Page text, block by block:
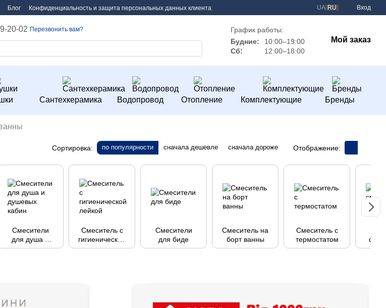
Блог Конфиденциальность и защита персональных данных клиента UA RU Вход
20-02 Перезвонить вам?
График работы:
Будние:
10:00–19:00
Сб:
12:00–18:00
Мой заказ
Сантехкерамика Водопровод Отопление Комплектующие Бренды
Сортировка: по популярности сначала дешевле сначала дороже Отображение:
Смесители
для душа и
душевых
Смеситель с
гигиенической
лейкой
Смесители
для биде
Смеситель на
борт ванны
Смеситель с
термостатом